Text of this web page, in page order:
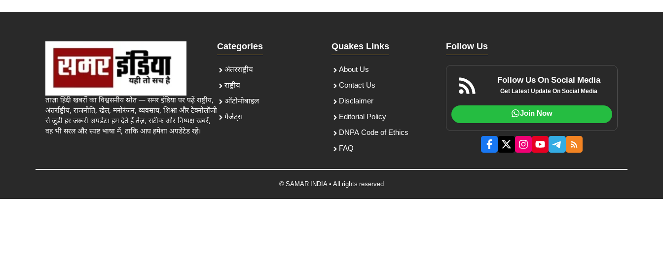
ताज़ा हिंदी खबरों का विश्वसनीय स्रोत — समर इंडिया पर पढ़ें राष्ट्रीय,
अंतर्राष्ट्रीय, राजनीति, खेल, मनोरंजन, व्यवसाय, शिक्षा और टेक्नोलॉजी
से जुड़ी हर जरूरी अपडेट। हम देते हैं तेज़, सटीक और निष्पक्ष खबरें,
वह भी सरल और स्पष्ट भाषा में, ताकि आप हमेशा अपडेटेड रहें।
Categories
अंतरराष्ट्रीय
राष्ट्रीय
ऑटोमोबाइल
गैजेट्स
Quakes Links
About Us
Contact Us
Disclaimer
Editorial Policy
DNPA Code of Ethics
FAQ
Follow Us
Follow Us On Social Media
Get Latest Update On Social Media
Join Now
© SAMAR INDIA • All rights reserved